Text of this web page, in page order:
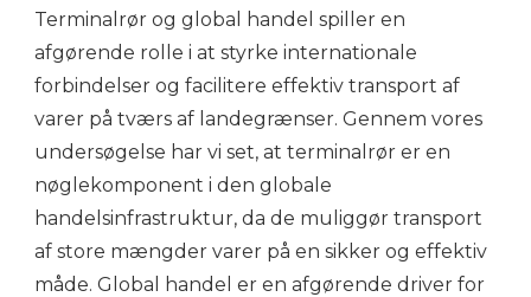
Terminalrør og global handel spiller en
afgørende rolle i at styrke internationale
forbindelser og facilitere effektiv transport af
varer på tværs af landegrænser. Gennem vores
undersøgelse har vi set, at terminalrør er en
nøglekomponent i den globale
handelsinfrastruktur, da de muliggør transport
af store mængder varer på en sikker og effektiv
måde. Global handel er en afgørende driver for